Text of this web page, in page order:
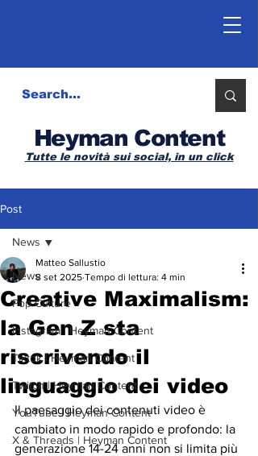
Heyman Content
Tutte le novità sui social, in un click
Post
News
Pop Culture
Instagram | Heyman Content
Tiktok | Heyman Content
Twitch | Heyman Content
YouTube | Heyman Content
X & Threads | Heyman Content
News
Creative Maximalism:
la Gen Z sta
riscrivendo il
linguaggio dei video
Matteo Sallustio
8 set 2025 Tempo di lettura: 4 min
Il paesaggio dei contenuti video è
cambiato in modo rapido e profondo: la
generazione 14-24 anni non si limita più